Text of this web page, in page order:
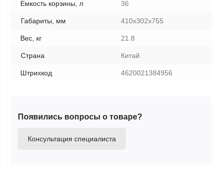
Емкость корзины, л 36
Габариты, мм 410х302х755
Вес, кг 21.8
Страна Китай
Штрихкод 4620021384956
Появились вопросы о товаре?
Консультация специалиста